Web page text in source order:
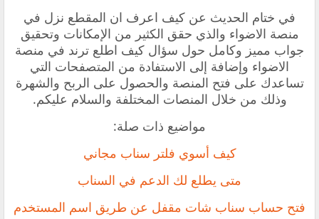
في ختام الحديث عن كيف اعرف ان المقطع نزل في
منصة الاضواء والذي حقق الكثير من الإمكانات وتحقيق
جواب مميز وكامل حول سؤال كيف اطلع ترند في منصة
الاضواء وإضافة إلى الاستفادة من المتصفحات التي
تساعدك على فتح المنصة والحصول على الربح والشهرة
وذلك من خلال المنصات المختلفة والسلام عليكم.
مواضيع ذات صلة:
كيف أسوي فلتر سناب مجاني
متى يطلع لك الدعم في السناب
فتح حساب سناب شات مقفل عن طريق اسم المستخدم